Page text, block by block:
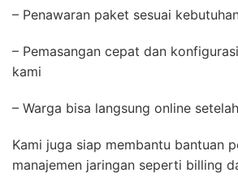
– Penawaran paket sesuai
– Pemasangan cepat dan
kami
– Warga bisa langsung online
Kami juga siap membantu bantuan
manajemen jaringan seperti billing